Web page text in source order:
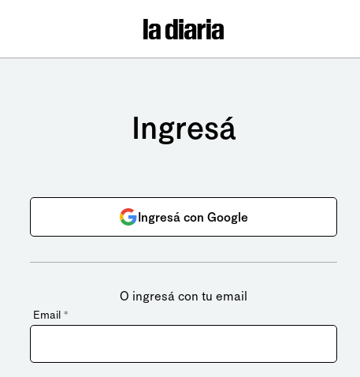
Ingresá
Ingresá con Google
O ingresá con tu email
Email *